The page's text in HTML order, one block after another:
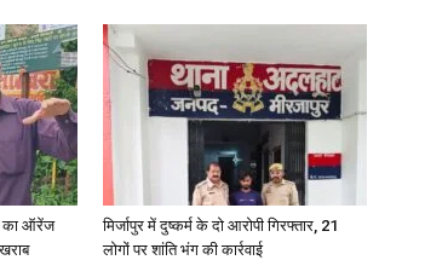
का ऑरेंज
मिर्जापुर में दुष्कर्म के दो आरोपी गिरफ्तार, 21
लोगों पर शांति भंग की कार्रवाई